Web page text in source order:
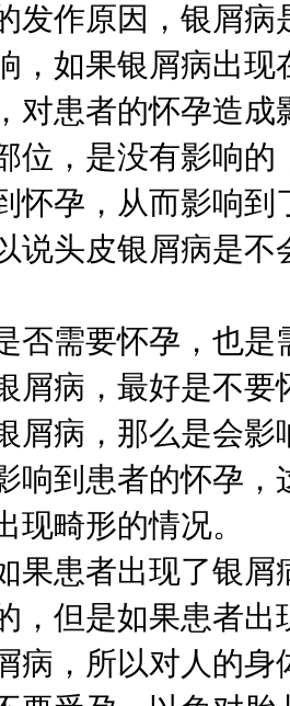
发作原因，银屑
，如果银屑病出
对患者的怀孕造
位，是没有影响
怀孕，从而影响
说头皮银屑病是
否需要怀孕，也
屑病，最好是不
屑病，那么是会
响到患者的怀孕
现畸形的情况。
果患者出现了银
，但是如果患者
病，所以对人的